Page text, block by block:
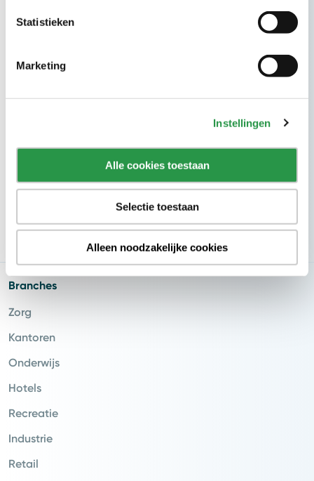
Statistieken
Marketing
Instellingen
Alle cookies toestaan
Selectie toestaan
Alleen noodzakelijke cookies
Nieuwsbrief
Inschrijven
Branches
Zorg
Kantoren
Onderwijs
Hotels
Recreatie
Industrie
Retail